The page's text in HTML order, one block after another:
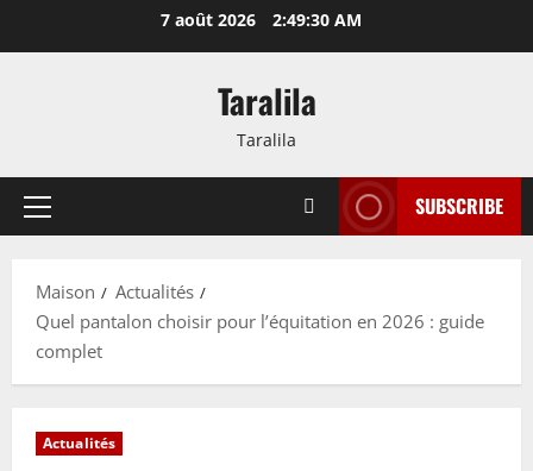
au
7 août 2026 2:49:31 AM
Taralila
Taralila
Menu
SUBSCRIBE
Maison
Actualités
Quel pantalon choisir pour l’équitation en 2026 : guide
complet
Actualités